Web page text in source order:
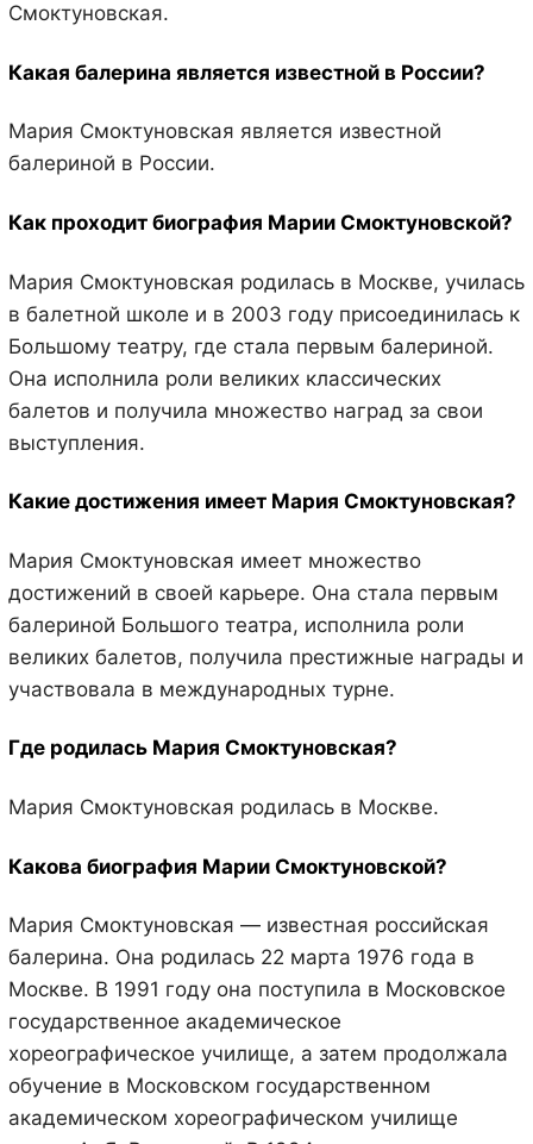
Смоктуновская.
Какая балерина является известной в России?
Мария Смоктуновская является известной
балериной в России.
Как проходит биография Марии Смоктуновской?
Мария Смоктуновская родилась в Москве, училась
в балетной школе и в 2003 году присоединилась к
Большому театру, где стала первым балериной.
Она исполнила роли великих классических
балетов и получила множество наград за свои
выступления.
Какие достижения имеет Мария Смоктуновская?
Мария Смоктуновская имеет множество
достижений в своей карьере. Она стала первым
балериной Большого театра, исполнила роли
великих балетов, получила престижные награды и
участвовала в международных турне.
Где родилась Мария Смоктуновская?
Мария Смоктуновская родилась в Москве.
Какова биография Марии Смоктуновской?
Мария Смоктуновская — известная российская
балерина. Она родилась 22 марта 1976 года в
Москве. В 1991 году она поступила в Московское
государственное академическое
хореографическое училище, а затем продолжала
обучение в Московском государственном
академическом хореографическом училище